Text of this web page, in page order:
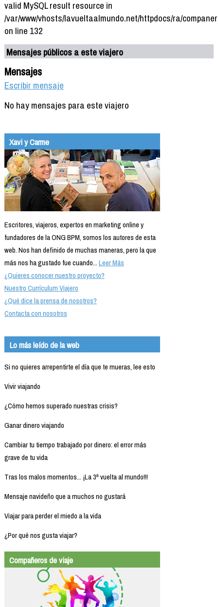
valid MySQL result resource in
/var/www/vhosts/lavueltaalmundo.net/httpdocs/ra/
on line 132
Mensajes públicos a este viajero
Mensajes
Escribir mensaje
No hay mensajes para este viajero
Xavi y Carme
Escritores, viajeros, expertos en marketing online y
fundadores de la ONG BPM, somos los autores de esta
web. Nos han definido de muchas maneras, pero la que
más nos ha gustado fue cuando...Leer Más
¿Quieres conocer nuestro proyecto?
Nuestro Currículum Viajero
¿Qué dice la prensa de nosotros?
Contacta con nosotros
Lo más leído de la web
Si no quieres arrepentirte el día que te mueras, lee esto
Vivir viajando
¿Cómo hemos superado nuestras crisis?
Ganar dinero viajando
Cambiar tu tiempo trabajado por dinero: el error más
grave de tu vida
Tras los malos momentos... ¡La 3ª vuelta al mundo!!!
Mensaje navideño que a muchos no gustará
Viajar para perder el miedo a la vida
¿Por qué nos gusta viajar?
Compañeros de viaje